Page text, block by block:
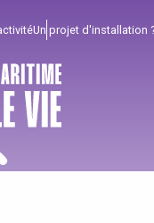
Un projet d'installation